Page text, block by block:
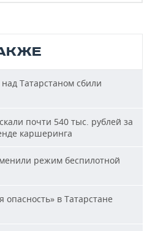
Татарстаном сбили
почти 540 тыс. рублей за
каршеринга
режим беспилотной
опасность» в Татарстане